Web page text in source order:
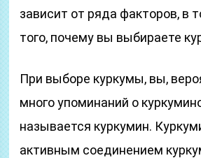
зависит от ряда факторов, в
того, почему вы выбираете
При выборе куркумы, вы,
много упоминаний о
называется куркумин.
активным соединением